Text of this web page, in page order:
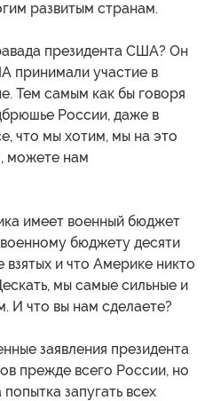
развитым странам.
президента США? Он
принимали участие в
Тем самым как бы говоря
России, даже в
что мы хотим, мы на это
можете нам
имеет военный бюджет
бюджету десяти
и что Америке никто
мы самые сильные и
И что вы нам сделаете?
заявления президента
прежде всего России, но
запугать всех